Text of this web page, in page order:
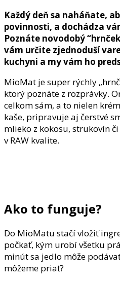
Každý deň sa naháňate,
povinnosti, a dochádza
Poznáte novodobý
vám určite zjednoduší
kuchyni a my vám ho
MioMat je super rýchly
ktorý poznáte z rozprávky.
celkom sám, a to nielen
kaše, pripravuje aj čerstvé
mlieko z kokosu, strukovín
v RAW kvalite.
Ako to funguje?
Do MioMatu stačí vložiť
počkať, kým urobí všetku
minút sa jedlo môže
môžeme priať?